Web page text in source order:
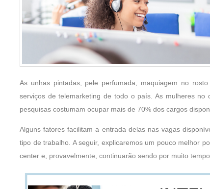
As unhas pintadas, pele perfumada, maquiagem no
serviços de telemarketing de todo o país. As mulheres
pesquisas costumam ocupar mais de 70% dos cargos
Alguns fatores facilitam a entrada delas nas vagas
tipo de trabalho. A seguir, explicaremos um pouco melhor
center e, provavelmente, continuarão sendo por muito tempo.